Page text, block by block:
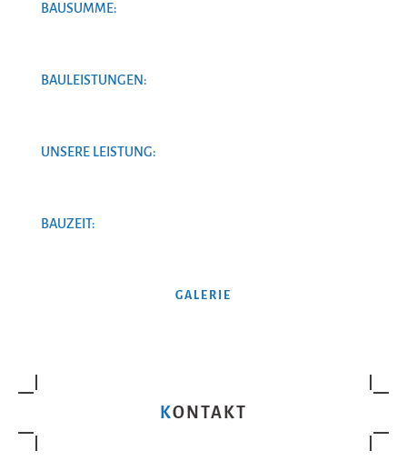
BAUSUMME:
BAULEISTUNGEN:
UNSERE LEISTUNG:
BAUZEIT:
GALERIE
KONTAKT